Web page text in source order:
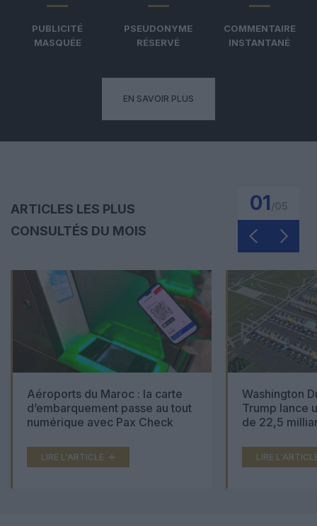
PUBLICITÉ
MASQUÉE
PSEUDONYME
RÉSERVÉ
COMMENTAIRE
INSTANTANÉ
EN SAVOIR PLUS
ARTICLES LES PLUS
CONSULTÉS DU MOIS
01
Aéroports du Maroc : la carte
d’embarquement passe au tout
numérique avec Pax Check
LIRE L'ARTICLE
Washington
Trump lance
de 22,5
LIRE